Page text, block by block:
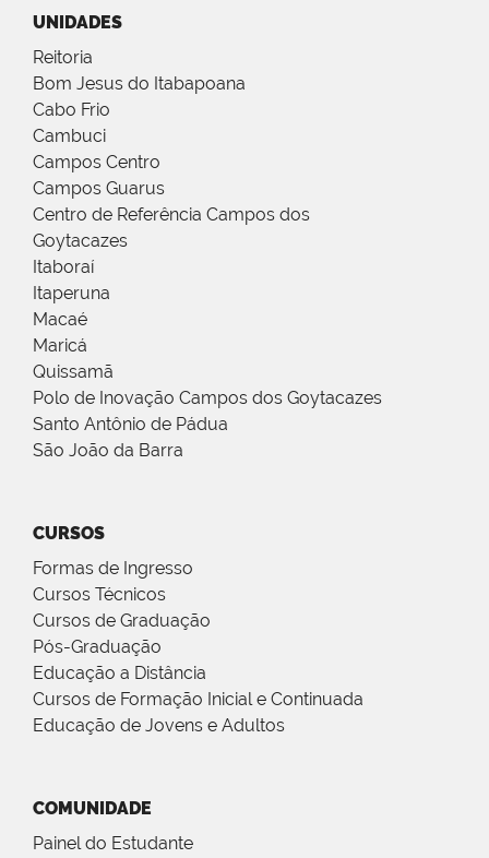
UNIDADES
Reitoria
Bom Jesus do Itabapoana
Cabo Frio
Cambuci
Campos Centro
Campos Guarus
Centro de Referência Campos dos
Goytacazes
Itaboraí
Itaperuna
Macaé
Maricá
Quissamã
Polo de Inovação Campos dos Goytacazes
Santo Antônio de Pádua
São João da Barra
CURSOS
Formas de Ingresso
Cursos Técnicos
Cursos de Graduação
Pós-Graduação
Educação a Distância
Cursos de Formação Inicial e Continuada
Educação de Jovens e Adultos
COMUNIDADE
Painel do Estudante